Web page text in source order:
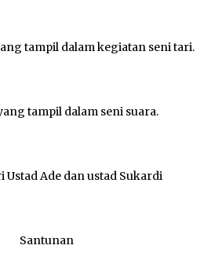
tampil dalam kegiatan seni tari.
tampil dalam seni suara.
Ustad Ade dan ustad Sukardi
Santunan